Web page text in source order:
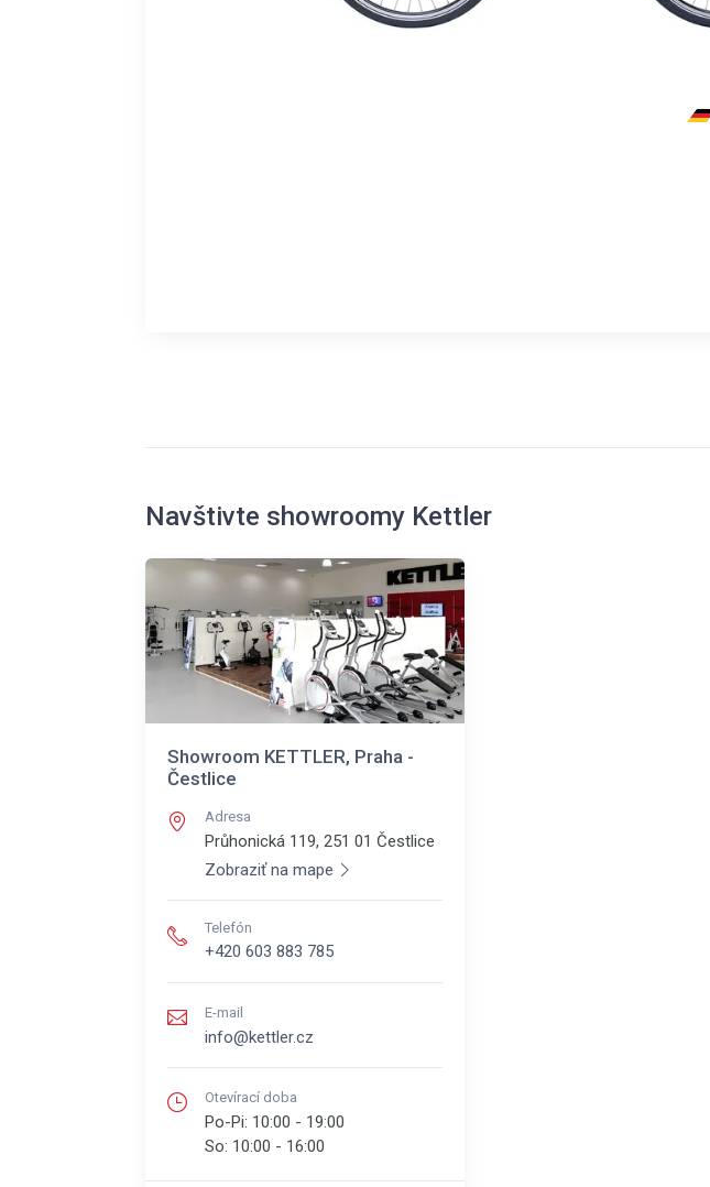
Navštivte showroomy Kettler
Showroom KETTLER, Praha -
Čestlice
Adresa
Průhonická 119, 251 01 Čestlice
Zobraziť na mape
Telefón
+420 603 883 785
E-mail
info@kettler.cz
Otevírací doba
Po-Pi: 10:00 - 19:00
So: 10:00 - 16:00